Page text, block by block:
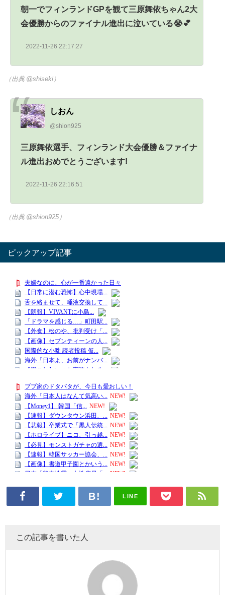
朝一でフィンランドGPを観て三原舞依ちゃん2大
会優勝からのファイナル進出に泣いている😭💕
2022-11-26 22:17:27
（出典 @shiseki）
しおん
@shion925
三原舞依選手、フィンランド大会優勝＆ファイナ
ル進出おめでとうございます!
2022-11-26 22:16:51
（出典 @shion925）
ピックアップ記事
LINE
この記事を書いた人